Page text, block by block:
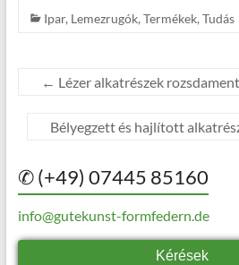
Ipar, Lemezrugók, Termékek, Tudás
← Lézer alkatrészek
Bélyegzett és hajlított
✆ (+49) 07445 85160
info@gutekunst-formfedern.de
Kérések